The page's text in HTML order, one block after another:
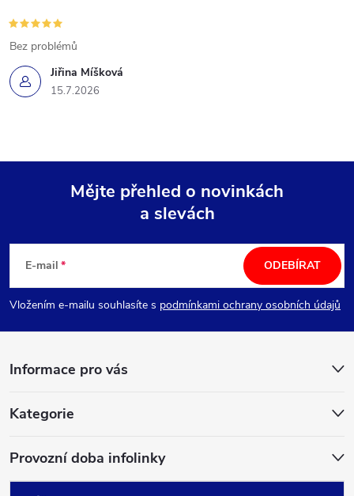
Jiřina Míšková
15.7.2026
Bez problémů
p
a
Mějte přehled o novinkách
a slevách
E-mail
Vložením e-mailu souhlasíte s podmínkami ochrany osobních údajů
ODEBÍRAT
Informace pro vás
Kategorie
Provozní doba infolinky